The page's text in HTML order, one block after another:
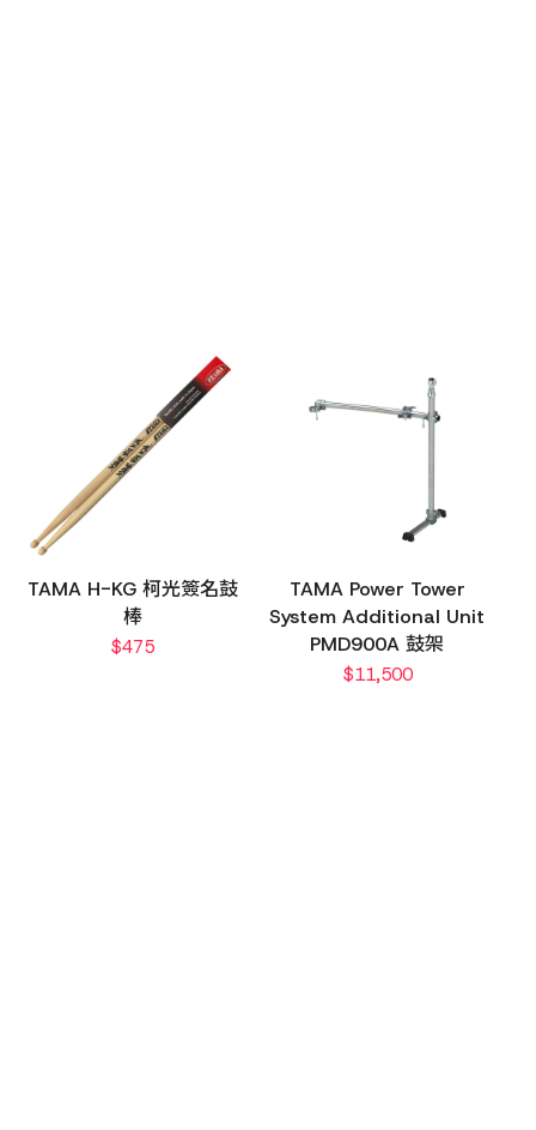
TAMA H-KG 柯光簽名鼓
棒
$475
TAMA Power Tower
System Additional Unit
PMD900A 鼓架
$11,500